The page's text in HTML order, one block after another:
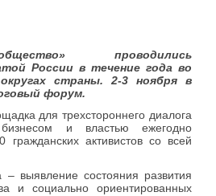
проводились
России в течение года во
страны. 2-3 ноября в
форум.
для трехстороннего диалога
и властью ежегодно
активистов со всей
выявление состояния развития
и социально ориентированных